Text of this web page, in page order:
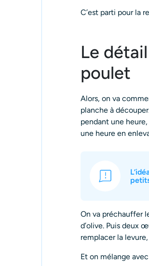
C’est parti pour la
Le
poulet
Alors, on va
planche à
pendant une
une heure en
On va préchauffer
d’olive. Puis deux
remplacer la
Et on mélange